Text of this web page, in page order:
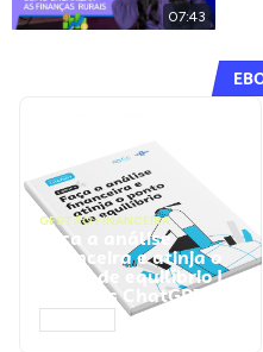
07:43
GESTÃO FINANCEIRA
Faça a análise
financeira e atinja o
ponto de equilíbrio |
Prompts ChatGPT